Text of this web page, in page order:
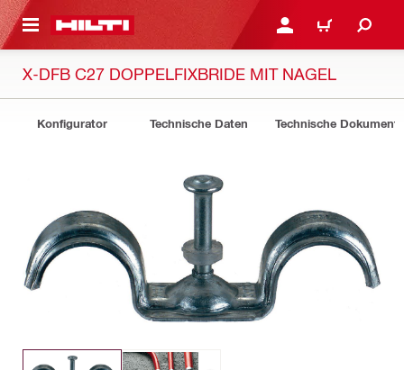
ANMELDEN ODER
WARENKORB
X-DFB C27 DOPPELFIXBRIDE MIT NAGEL
Konfigurator Technische Daten Technische Dokumente